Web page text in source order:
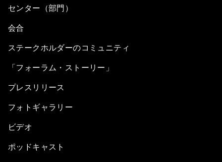
センター（部門）
会合
ステークホルダーのコミュニティ
「フォーラム・ストーリー」
プレスリリース
フォトギャラリー
ビデオ
ポッドキャスト